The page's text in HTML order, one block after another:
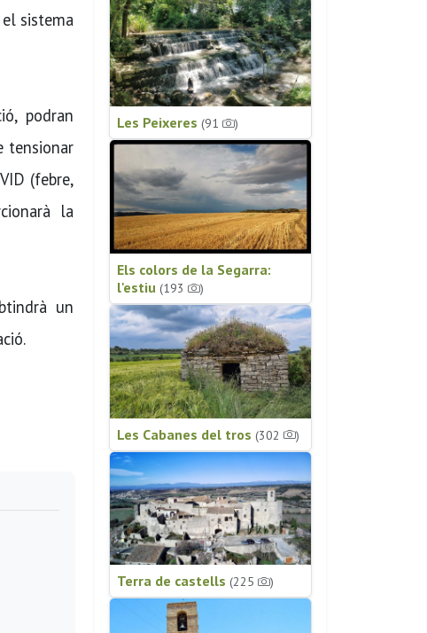
sistema
podran
tensionar
(febre,
la
un
Les Peixeres (91 )
Els colors de la Segarra:
l'estiu (193 )
Les Cabanes del tros (302 )
Terra de castells (225 )